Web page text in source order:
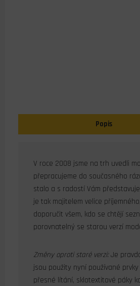
Popis
V roce 2008 jsme na trh uvedli
přepracujeme do současného
stalo a s radostí Vám
je tak majitelem velice
doporučit všem, kdo se chtějí
porovnatelný se starou verzí
Změny oproti staré verzi:Je
jsou použity nyní používané
přesné lítání, sklotextitové páky